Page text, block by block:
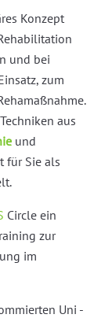
Konzept
und bei
zum
aus
und
für Sie als
Circle ein
zur
im
Uni -